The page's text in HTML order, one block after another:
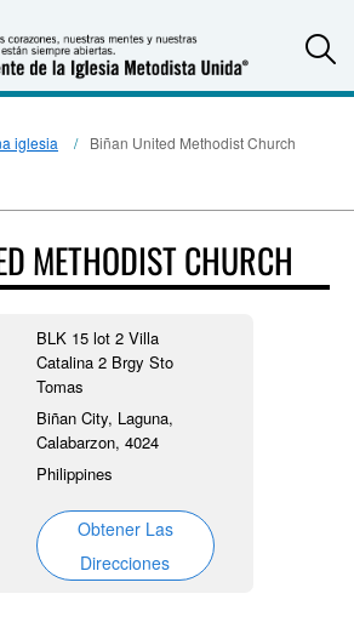
iglesia Biñan United Methodist Church
METHODIST CHURCH
BLK 15 lot 2 Villa
Catalina 2 Brgy Sto
Tomas
Biñan City, Laguna,
Calabarzon, 4024
Philippines
Obtener Las
Direcciones